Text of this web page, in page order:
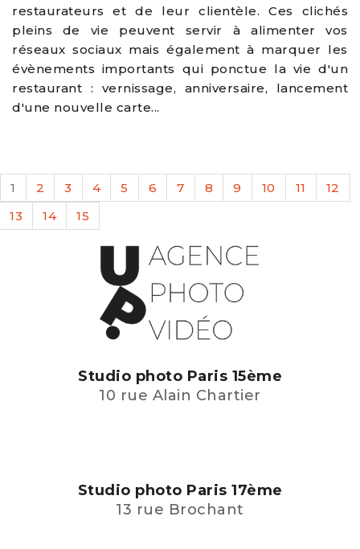
restaurateurs et de leur clientèle. Ces clichés
pleins de vie peuvent servir à alimenter vos
réseaux sociaux mais également à marquer les
évènements importants qui ponctue la vie d'un
restaurant : vernissage, anniversaire, lancement
d'une nouvelle carte...
1 2 3 4 5 6 7 8 9 10 11
12
13
14 15
Studio photo Paris 15ème
10 rue Alain Chartier
Studio photo Paris 17ème
13 rue Brochant